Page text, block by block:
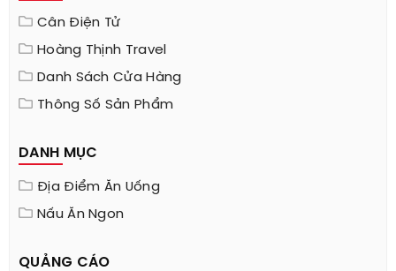
Cân Điện Tử
Hoàng Thịnh Travel
Danh Sách Cửa Hàng
Thông Số Sản Phẩm
DANH MỤC
Địa Điểm Ăn Uống
Nấu Ăn Ngon
QUẢNG CÁO